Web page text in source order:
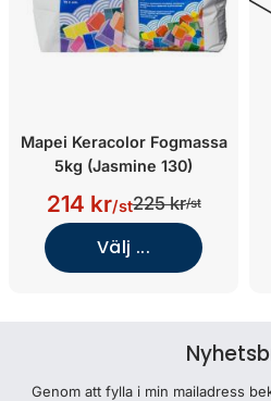
Mapei Keracolor Fogmassa
5kg (Jasmine 130)
214 kr/st225 kr/st
Välj ...
Genom att fylla i min mailadress